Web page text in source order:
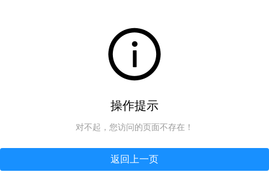
操作提示
对不起，您访问的页面不存在！
返回上一页